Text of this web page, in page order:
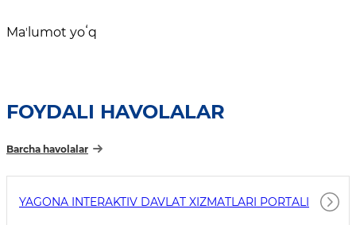
Maʼlumot yoʻq
FOYDALI HAVOLALAR
Barcha havolalar
YAGONA INTERAKTIV DAVLAT XIZMATLARI PORTALI